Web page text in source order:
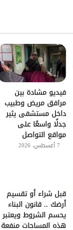
فيديو مشادة بين
مرافق مريض وطبيب
داخل مستشفى يثير
جدلًا واسعًا على
مواقع التواصل
7 أغسطس، 2026
قبل شراء أو تقسيم
أرضك .. قانون البناء
يحسم الشروط ويعتبر
هذه المساحات منفعة